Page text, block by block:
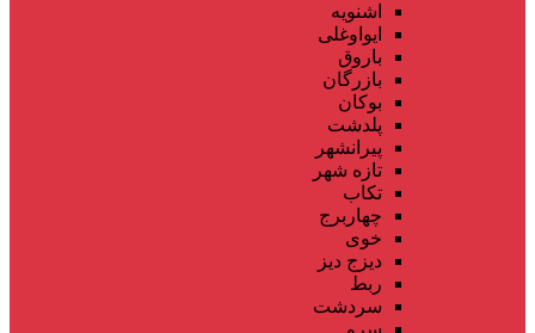
اشنویه
ایواوغلی
باروق
بازرگان
بوکان
پلدشت
پیرانشهر
تازه شهر
تکاب
چهاربرج
خوی
دیزج دیز
ربط
سردشت
سرو